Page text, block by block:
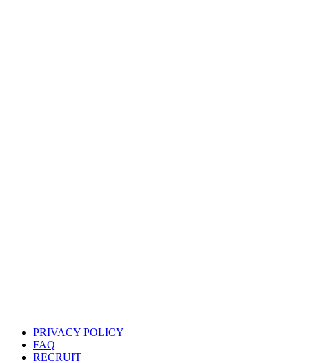
PRIVACY POLICY
FAQ
RECRUIT